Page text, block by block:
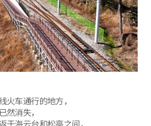
火车通行的地方，
然消失，
于海云台和松亭之间，